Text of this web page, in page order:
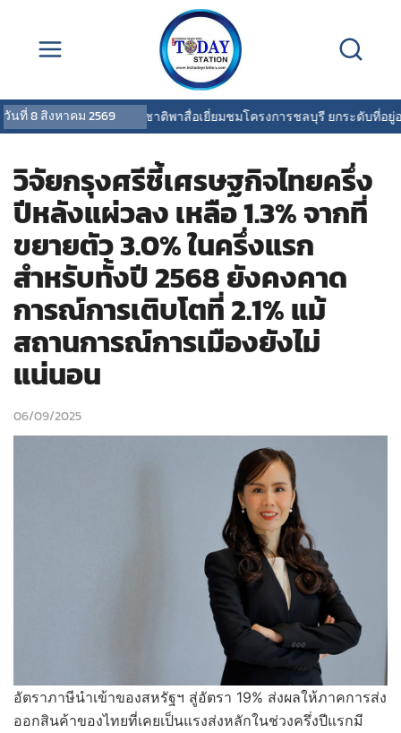
วันที่8 สิงหาคม 2569
การเคหะแห่งชาติพาสื่อเยี่ยมชมโครงการชลบุรี ยกระดับที่อยู่อาศัยคุ
วิจัยกรุงศรีชี้เศรษฐกิจไทยครึ่ง
ปีหลังแผ่วลง เหลือ 1.3% จากที่
ขยายตัว 3.0% ในครึ่งแรก
สำหรับทั้งปี 2568 ยังคงคาด
การณ์การเติบโตที่ 2.1% แม้
สถานการณ์การเมืองยังไม่
แน่นอน
06/09/2025
อัตราภาษีนำเข้าของสหรัฐฯ สู่อัตรา 19% ส่งผลให้ภาคการส่ง
ออกสินค้าของไทยที่เคยเป็นแรงส่งหลักในช่วงครึ่งปีแรกมี